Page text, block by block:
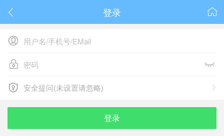
 
登录

 
 
安全提问(未设置请忽略)
安全提问(未设置请忽略)
登录